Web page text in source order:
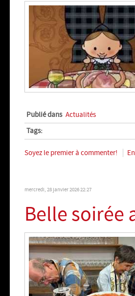
Publié dans Actualités
Tags:
Soyez le premier à commenter!
mercredi, 28 janvier 2026 22:27
Belle soirée